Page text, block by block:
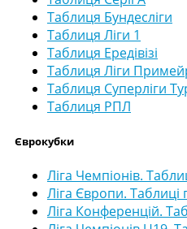
Таблиця Бундесліги
Таблиця Ліги 1
Таблиця Ередівізі
Таблиця Ліги
Таблиця Суперліги
Таблиця РПЛ
Єврокубки
Ліга Чемпіонів.
Ліга Європи. Таблиці
Ліга Конференцій.